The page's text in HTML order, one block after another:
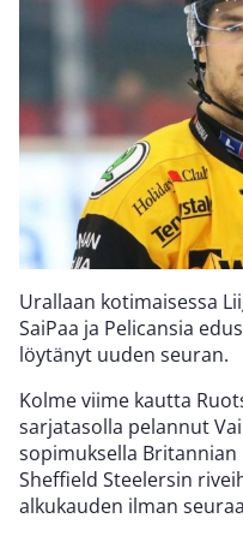
Urallaan kotimaisessa
SaiPaa ja Pelicansia
löytänyt uuden seuran.
Kolme viime kautta
sarjatasolla pelannut
sopimuksella Britannian
Sheffield Steelersin
alkukauden ilman